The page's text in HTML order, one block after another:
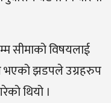
सीमाको विषयलाई
भएको झडपले उग्रहरुप
थियो ।